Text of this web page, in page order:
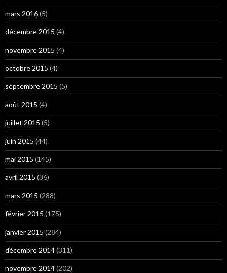
mars 2016(5)
décembre 2015 (4)
novembre 2015 (4)
octobre 2015 (4)
septembre 2015 (5)
août 2015 (4)
juillet 2015 (5)
juin 2015 (44)
mai 2015 (145)
avril 2015 (36)
mars 2015 (288)
février 2015 (175)
janvier 2015 (284)
décembre 2014(311)
novembre 2014(202)